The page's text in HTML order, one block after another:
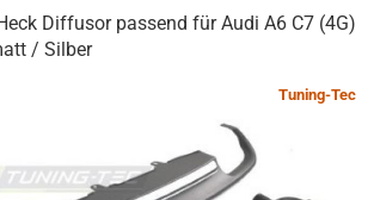
Diffusor passend für Audi A6 C7 (4G)
/ Silber
Tuning-Tec